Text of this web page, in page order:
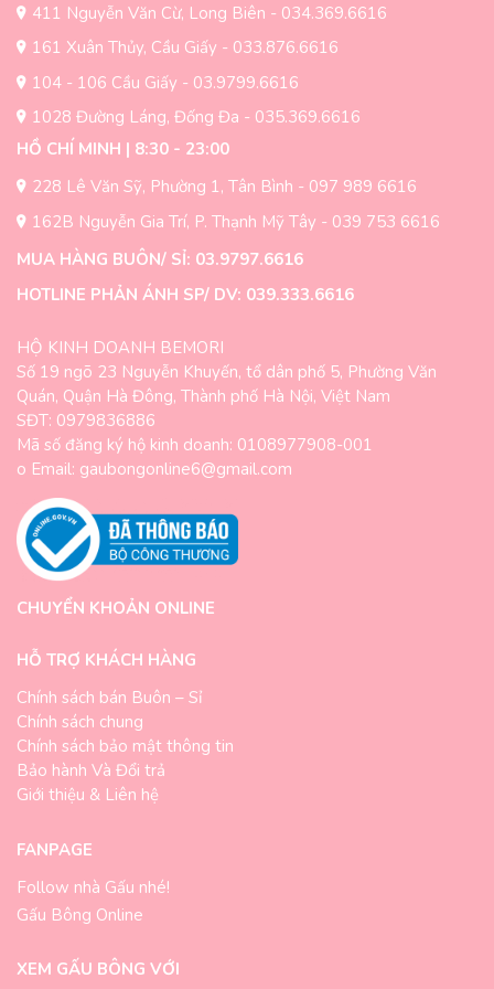
chọn
trên
sản
phẩm
trên
411 Nguyễn Văn Cừ, Long Biên - 034.369.6616
161 Xuân Thủy, Cầu Giấy - 033.876.6616
104 - 106 Cầu Giấy - 03.9799.6616
1028 Đường Láng, Đống Đa - 035.369.6616
HỒ CHÍ MINH | 8:30 - 23:00
228 Lê Văn Sỹ, Phường 1, Tân Bình - 097 989 6616
162B Nguyễn Gia Trí, P. Thạnh Mỹ Tây - 039 753 6616
MUA HÀNG BUÔN/ SỈ: 03.9797.6616
HOTLINE PHẢN ÁNH SP/ DV: 039.333.6616
HỘ KINH DOANH BEMORI
Số 19 ngõ 23 Nguyễn Khuyến, tổ dân phố 5, Phường Văn
Quán, Quận Hà Đông, Thành phố Hà Nội, Việt Nam
SĐT: 0979836886
Mã số đăng ký hộ kinh doanh: 0108977908-001
o Email: gaubongonline6@gmail.com
CHUYỂN KHOẢN ONLINE
HỖ TRỢ KHÁCH HÀNG
Chính sách bán Buôn – Sỉ
Chính sách chung
Chính sách bảo mật thông tin
Bảo hành Và Đổi trả
Giới thiệu & Liên hệ
FANPAGE
Follow nhà Gấu nhé!
Gấu Bông Online
XEM GẤU BÔNG VỚI